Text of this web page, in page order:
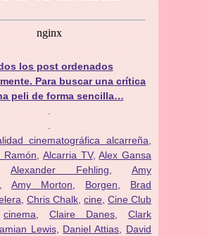
los post ordenados
Para buscar una crítica
peli de forma sencilla…
cinematográfica alcarreña
Ramón
Alcarria TV,Alex Gansa
Alexander Fehling
Amy
Amy Morton Borgen
Brad
Chris Chalk cine Cine Club
cinema Claire Danes
Clark
Lewis, Daniel Attias David